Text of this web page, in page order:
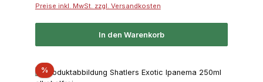
Preise inkl. MwSt. zzgl. Versandkosten
In den Warenkorb
%Rabatt